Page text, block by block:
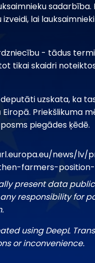
lai
- tādus
tikai skaidri
uzskata, ka
Priekšlikuma
piegādes ķēdē.
news/lv/
farmers-
present data
responsibility for
using DeepL
or inconvenience.